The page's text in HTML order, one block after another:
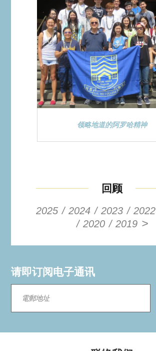
领略地道的阿罗哈精神
回顾
2025 2024 2023 2022
2020
2019 >
请即订阅电子通讯